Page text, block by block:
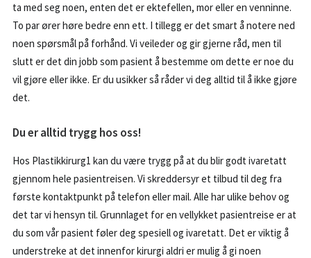
ta med seg noen, enten det er ektefellen, mor eller en venninne.
To par ører høre bedre enn ett. I tillegg er det smart å notere ned
noen spørsmål på forhånd. Vi veileder og gir gjerne råd, men til
slutt er det din jobb som pasient å bestemme om dette er noe du
vil gjøre eller ikke. Er du usikker så råder vi deg alltid til å ikke gjøre
det.
Du er alltid trygg hos oss!
Hos Plastikkirurg1 kan du være trygg på at du blir godt ivaretatt
gjennom hele pasientreisen. Vi skreddersyr et tilbud til deg fra
første kontaktpunkt på telefon eller mail. Alle har ulike behov og
det tar vi hensyn til. Grunnlaget for en vellykket pasientreise er at
du som vår pasient føler deg spesiell og ivaretatt. Det er viktig å
understreke at det innenfor kirurgi aldri er mulig å gi noen